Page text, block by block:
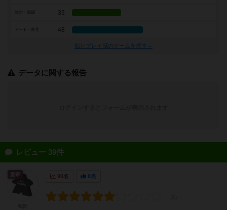
33
アート・外見 48
似たプレイ感のゲームを探す→
データに関する報告
レビュー 39件
90名 0名